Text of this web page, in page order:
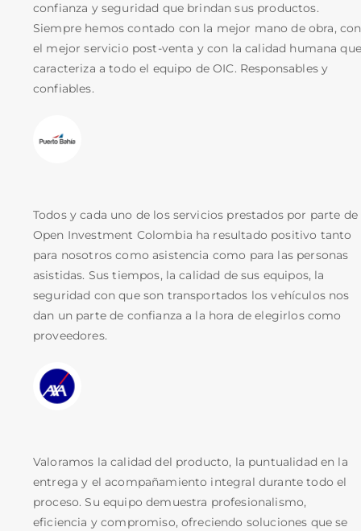
confianza y seguridad que brindan sus productos.
Siempre hemos contado con la mejor mano de obra, con
el mejor servicio post-venta y con la calidad humana que
caracteriza a todo el equipo de OIC. Responsables y
confiables.
Todos y cada uno de los servicios prestados por parte de
Open Investment Colombia ha resultado positivo tanto
para nosotros como asistencia como para las personas
asistidas. Sus tiempos, la calidad de sus equipos, la
seguridad con que son transportados los vehículos nos
dan un parte de confianza a la hora de elegirlos como
proveedores.
Valoramos la calidad del producto, la puntualidad en la
entrega y el acompañamiento integral durante todo el
proceso. Su equipo demuestra profesionalismo,
eficiencia y compromiso, ofreciendo soluciones que se